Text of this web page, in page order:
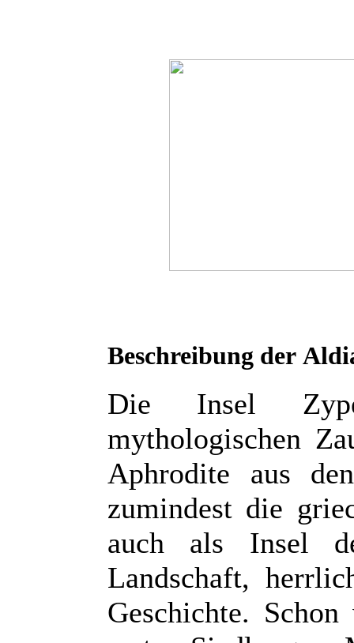
Beschreibung der
Die Insel
mythologischen
Aphrodite aus
zumindest die
auch als Insel
Landschaft,
Geschichte.